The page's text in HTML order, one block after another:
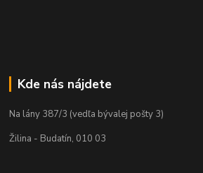
Kde nás nájdete
Na lány 387/3 (vedľa bývalej pošty 3)
Žilina - Budatín, 010 03